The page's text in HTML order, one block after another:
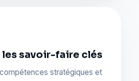
les savoir-faire clés
stratégiques et